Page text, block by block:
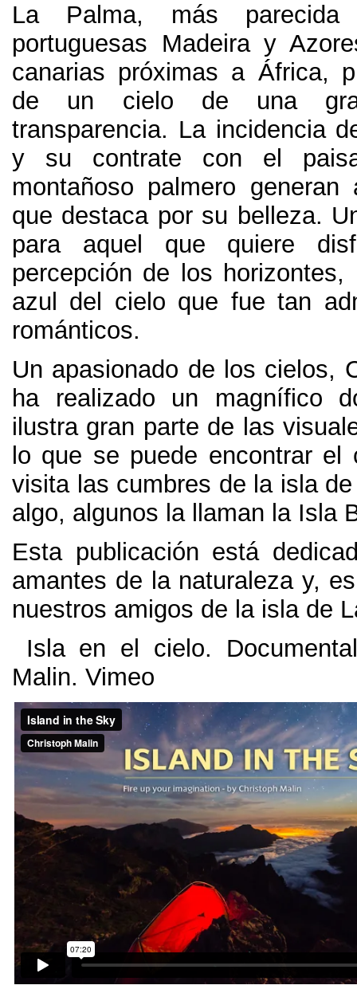
La Palma, más
portuguesas Madeira y
canarias próximas a África,
de un cielo de una
transparencia. La incidencia
y su contrate con el
montañoso palmero
que destaca por su belleza.
para aquel que quiere
percepción de los horizontes,
azul del cielo que fue tan
románticos.
Un apasionado de los cielos,
ha realizado un magnífico
ilustra gran parte de las
lo que se puede encontrar el
visita las cumbres de la isla
algo, algunos la llaman la Isla
Esta publicación está
amantes de la naturaleza y,
nuestros amigos de la isla de
Isla en el cielo.
Malin. Vimeo